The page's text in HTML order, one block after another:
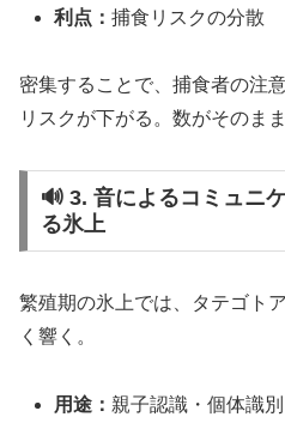
利点：捕食リスクの分散
密集することで、捕食者の注
リスクが下がる。数がそのま
🔊 3. 音によるコミュニ
る氷上
繁殖期の氷上では、タテゴト
く響く。
用途： 親子認識・個体識別